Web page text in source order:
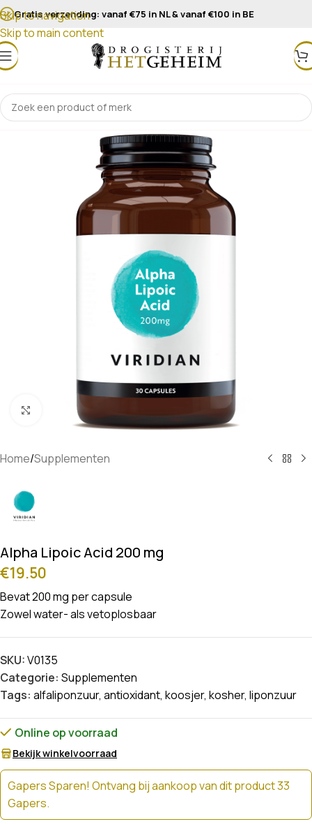
Skip to navigation
Skip to main content
Gratis verzending: vanaf €75 in NL & vanaf €100 in BE
Klik om te vergroten
Home/Supplementen
Alpha Lipoic Acid 200 mg
€19.50
Bevat 200 mg per capsule
Zowel water- als vetoplosbaar
SKU:V0135
Categorie: Supplementen
Tags: alfaliponzuur, antioxidant, koosjer, kosher, liponzuur
Online op voorraad
Bekijk winkelvoorraad
Gapers Sparen! Ontvang bij aankoop van dit product 33
Gapers.